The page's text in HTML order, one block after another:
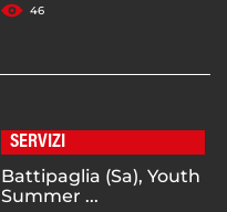
46
SERVIZI
Battipaglia (Sa), Youth
Summer ...